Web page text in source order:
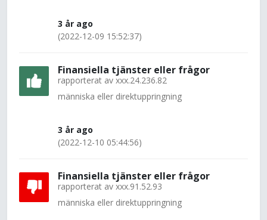
3 år ago
(2022-12-09 15:52:37)
Finansiella tjänster eller frågor
rapporterat av xxx.24.236.82
människa eller direktuppringning
3 år ago
(2022-12-10 05:44:56)
Finansiella tjänster eller frågor
rapporterat av xxx.91.52.93
människa eller direktuppringning